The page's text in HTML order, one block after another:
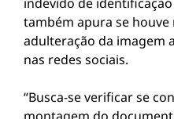
também apura se
adulteração da imagem
nas redes sociais.
“Busca-se verificar se